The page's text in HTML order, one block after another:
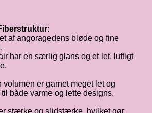
af angoragedens bløde og fine
har en særlig glans og et let, luftigt
volumen er garnet meget let og
både varme og lette designs.